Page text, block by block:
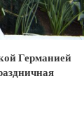
Германией